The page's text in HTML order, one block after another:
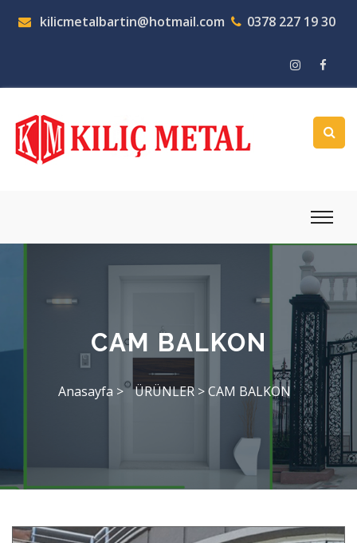
kilicmetalbartin@hotmail.com 0378 227 19 30
CAM BALKON
Anasayfa > ÜRÜNLER >CAM BALKON